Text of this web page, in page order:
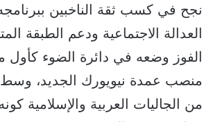
نجح في كسب ثقة الناخبين
العدالة الاجتماعية ودعم الطبقة
الفوز وضعه في دائرة الضوء كأول
منصب عمدة نيويورك الجديد، وسط
من الجاليات العربية والإسلامية